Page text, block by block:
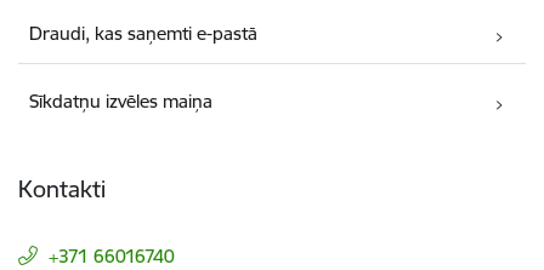
Draudi, kas saņemti e-pastā
Sīkdatņu izvēles maiņa
Kontakti
+371 66016740